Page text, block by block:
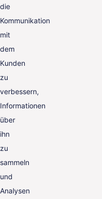
die
Kommunikation
mit
dem
Kunden
zu
verbessern,
Informationen
über
ihn
zu
sammeln
und
Analysen